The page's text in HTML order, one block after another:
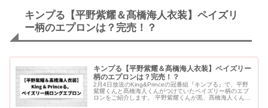
キンプる【平野紫耀＆髙橋海人衣装】ペイズリ
ー柄のエプロンは？完売！？
キンプる【平野紫耀＆髙橋海人衣装】ペイズリー
柄のエプロンは？完売！？
2月4日放送のKing&Princeの冠番組『キンプる』で、平野
紫耀くんと髙橋海人くんがつけていたペイズリー柄のエプ
ロンをご紹介します。 平野紫耀くんが黒、髙橋海人くんは